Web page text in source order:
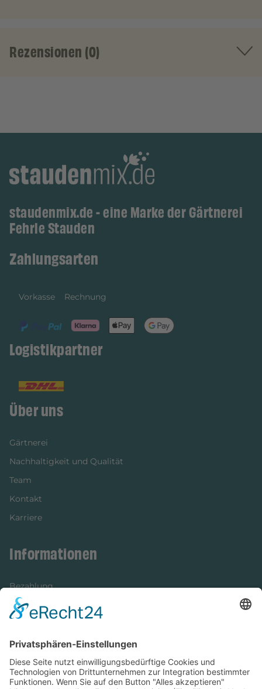
Rezensionen (0)
staudenmix.de - eine Marke der Gärtnerei
Fehrle Stauden
Zahlungsarten
Vorkasse Rechnung
Logistikpartner
Über uns
Gärtnerei
Nachhaltigkeit und Qualität
Team
Kontakt
Karriere
Informationen
Bezahlung
Newsletter
Versandinformationen
Verfügbarkeit/Verträglichkeit
Rechtliches